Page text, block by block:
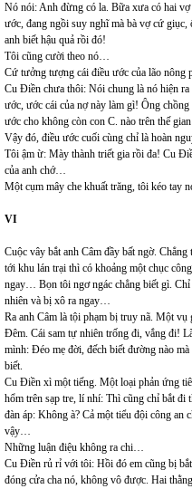
Nó nói: Anh đừng có la. Bữa xưa có hai
ước, đang ngồi suy nghĩ mà bà vợ cứ giục,
anh biết hậu quả rồi đó!
Tôi cũng cười theo nó…
Cứ tưởng tượng cái điều ước của lão
Cu Điền chưa thôi: Nói chung là nó hiện
ước, ước cái của nợ này làm gì! Ông
ước cho không còn con C. nào trên thế
Vậy đó, điều ước cuối cùng chỉ là hoàn
Tôi ậm ừ: Mày thành triết gia rồi đa! Cu
của anh chớ…
Một cụm mây che khuất trăng, tôi kéo tay
VI
Cuộc vây bắt anh Câm đầy bất ngờ.
tới khu lán trại thì có khoảng một chục
ngay… Bọn tôi ngơ ngác chẳng biết gì.
nhiên và bị xô ra ngay…
Ra anh Câm là tội phạm bị truy nã. Một
Đêm. Cái sam tự nhiên trống đi, vắng đi!
mình: Đéo mẹ đời, đếch biết đường nào
biết.
Cu Điền xì một tiếng. Một loại phản ứng
hổm trên sạp tre, lí nhí: Thì cũng chỉ bắt
đàn áp: Không à? Cả một tiểu đội công
vậy…
Những luận điệu không ra chi…
Cu Điền rủ rỉ với tôi: Hồi đó em cũng bị
đóng cửa cha nó, không vô được. Hai